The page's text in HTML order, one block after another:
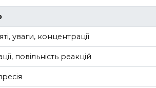
уваги, концентрації
повільність реакцій